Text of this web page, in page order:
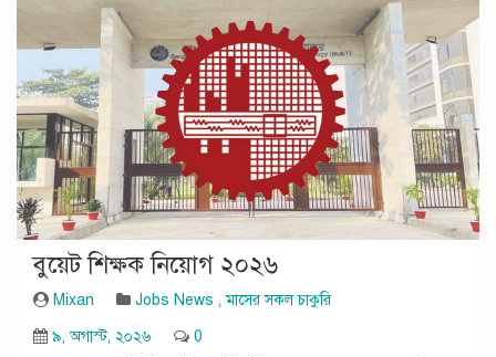
বুয়েট শিক্ষক নিয়োগ ২০২৬
Mixan Jobs News ,মাসের সকল চাকুরি
৯, অগাস্ট, ২০২৬
0